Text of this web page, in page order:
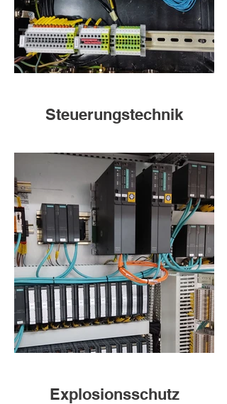
Steuerungstechnik
Explosionsschutz